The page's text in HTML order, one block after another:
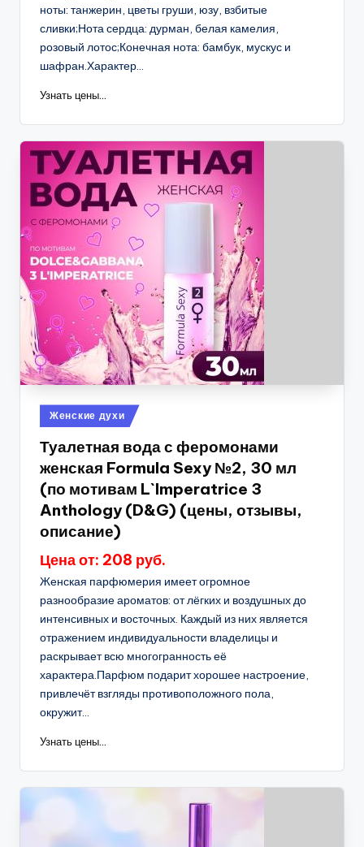
ноты: танжерин, цветы груши, юзу, взбитые
сливки;Нота сердца: дурман, белая камелия,
розовый лотос;Конечная нота: бамбук, мускус и
шафран.Характер...
Узнать цены...
Опубликовано
в
Женские духи
Туалетная вода с феромонами
женская Formula Sexy №2, 30 мл
(по мотивам L`Imperatrice 3
Anthology (D&G) (цены, отзывы,
описание)
Цена от: 208 руб.
Женская парфюмерия имеет огромное
разнообразие ароматов: от лёгких и воздушных до
интенсивных и восточных. Каждый из них является
отражением индивидуальности владелицы и
раскрывает всю многогранность её
характера.Парфюм подарит хорошее настроение,
привлечёт взгляды противоположного пола,
окружит...
Узнать цены...